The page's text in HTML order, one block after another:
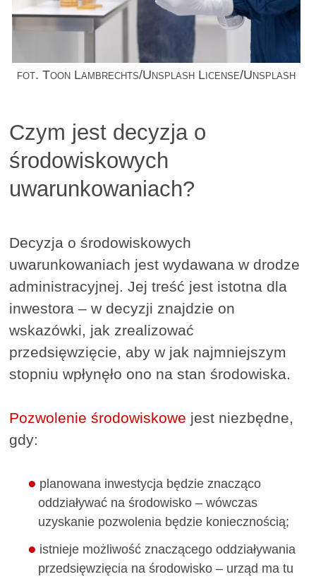
fot. Toon Lambrechts/Unsplash License/Unsplash
Czym jest decyzja o
środowiskowych
uwarunkowaniach?
Decyzja o środowiskowych
uwarunkowaniach jest wydawana w drodze
administracyjnej. Jej treść jest istotna dla
inwestora – w decyzji znajdzie on
wskazówki, jak zrealizować
przedsięwzięcie, aby w jak najmniejszym
stopniu wpłynęło ono na stan środowiska.
Pozwolenie środowiskowe jest niezbędne,
gdy:
planowana inwestycja będzie znacząco
oddziaływać na środowisko – wówczas
uzyskanie pozwolenia będzie koniecznością;
istnieje możliwość znaczącego oddziaływania
przedsięwzięcia na środowisko – urząd ma tu